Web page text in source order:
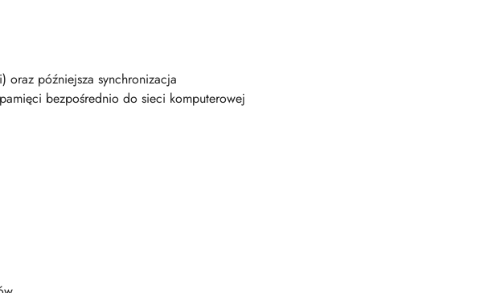
oraz późniejsza synchronizacja
bezpośrednio do sieci komputerowej